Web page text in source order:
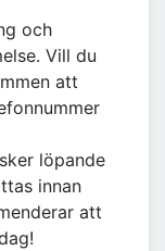
och
Vill du
att
löpande
innan
att